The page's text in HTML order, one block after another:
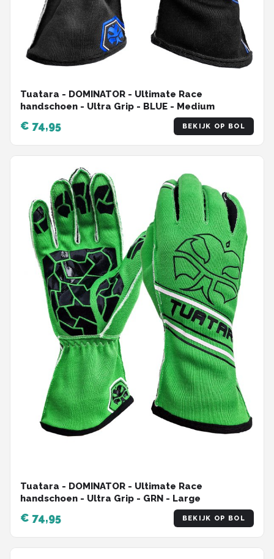
Tuatara - DOMINATOR - Ultimate Race
handschoen - Ultra Grip - BLUE - Medium
€ 74,95 BEKIJK OP BOL
Tuatara - DOMINATOR - Ultimate Race
handschoen - Ultra Grip - GRN - Large
€ 74,95 BEKIJK OP BOL